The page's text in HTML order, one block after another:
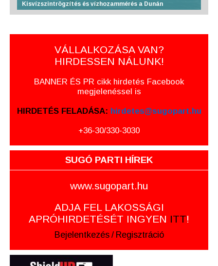
Kisvízszintrögzítés és vízhozammérés a Dunán
VÁLLALKOZÁSA VAN?
HIRDESSEN NÁLUNK!
BANNER ÉS PR cikk hirdetés Facebook
megjelenéssel is
HIRDETÉS FELADÁSA: hirdetes@sugopart.hu
+36-30/330-3030
SUGÓ PARTI HÍREK
www.sugopart.hu
ADJA FEL LAKOSSÁGI
APRÓHIRDETÉSÉT INGYEN ITT!
Bejelentkezés / Regisztráció